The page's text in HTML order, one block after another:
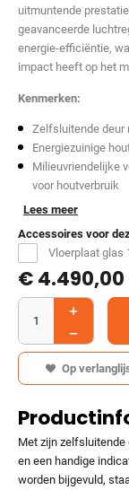
uitmuntende
geavanceerde
energie-efficiëntie,
impact heeft op het
Kenmerken:
Zelfsluitende deur
Energiezuinige
Milieuvriendelijke
voor houtverbruik
Lees meer
Accessoires voor
Vloerplaat glas
€4.490,00
Op
Met zijn zelfsluitende
en een handige
worden bijgevuld,